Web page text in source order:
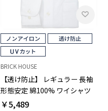
BRICK HOUSE
【透け防止】 レギュラー 長袖
形態安定 綿100% ワイシャツ
白無地
￥5,489